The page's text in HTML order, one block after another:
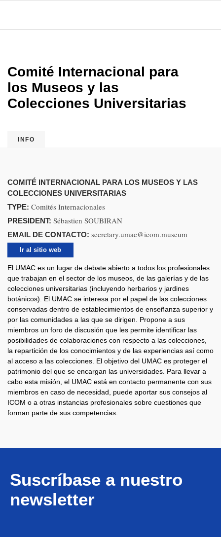
Comité Internacional para
los Museos y las
Colecciones Universitarias
INFO
COMITÉ INTERNACIONAL PARA LOS MUSEOS Y LAS
COLECCIONES UNIVERSITARIAS
TYPE: Comités Internacionales
PRESIDENT: Sébastien SOUBIRAN
EMAIL DE CONTACTO: secretary.umac@icom.museum
Ir al sitio web
El UMAC es un lugar de debate abierto a todos los profesionales
que trabajan en el sector de los museos, de las galerías y de las
colecciones universitarias (incluyendo herbarios y jardines
botánicos). El UMAC se interesa por el papel de las colecciones
conservadas dentro de establecimientos de enseñanza superior y
por las comunidades a las que se dirigen. Propone a sus
miembros un foro de discusión que les permite identificar las
posibilidades de colaboraciones con respecto a las colecciones,
la repartición de los conocimientos y de las experiencias así como
al acceso a las colecciones. El objetivo del UMAC es proteger el
patrimonio del que se encargan las universidades. Para llevar a
cabo esta misión, el UMAC está en contacto permanente con sus
miembros en caso de necesidad, puede aportar sus consejos al
ICOM o a otras instancias profesionales sobre cuestiones que
forman parte de sus competencias.
Suscríbase a nuestro
newsletter